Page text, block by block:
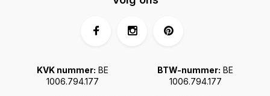
KVK nummer: BE
1006.794.177
BTW-nummer: BE
1006.794.177